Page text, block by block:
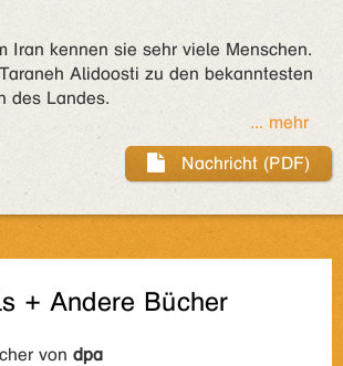
Iran kennen sie sehr viele Menschen.
Alidoosti zu den bekanntesten
des Landes.
... mehr
Nachricht (PDF)
+ Andere Bücher
von dpa